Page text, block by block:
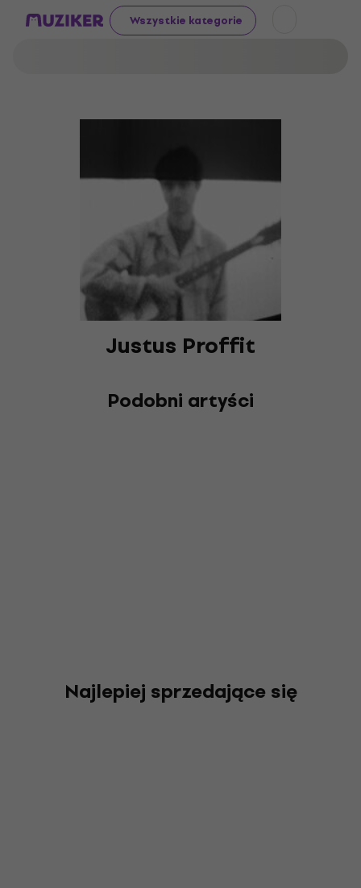
Wszystkie kategorie
Justus Proffit
Podobni artyści
Najlepiej sprzedające się